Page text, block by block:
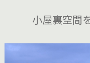
小屋裏空間